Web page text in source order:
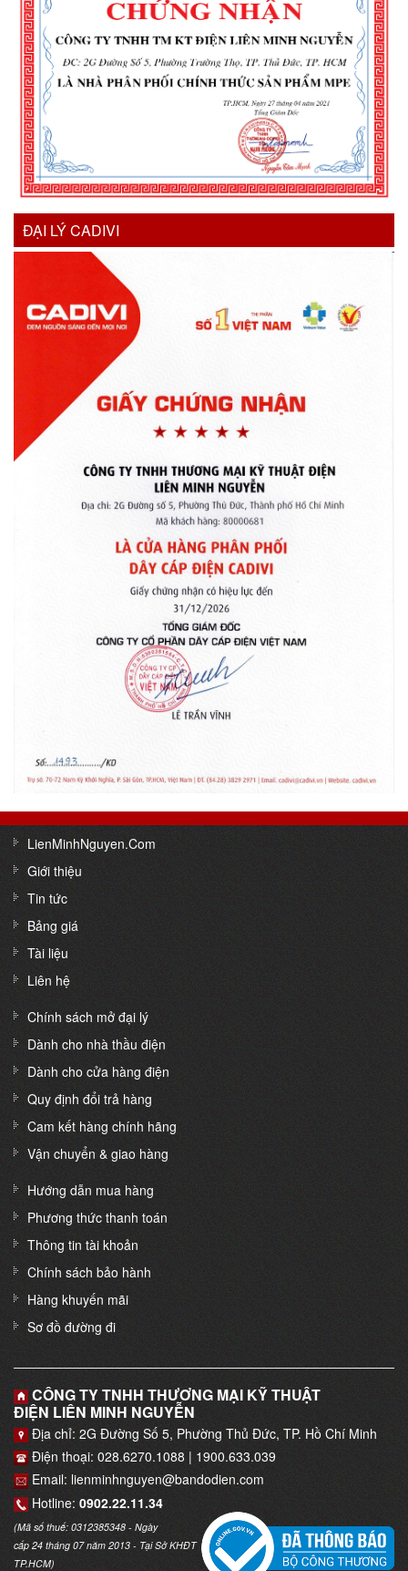
ĐẠI LÝ CADIVI
LienMinhNguyen.Com
Giới thiệu
Tin tức
Bảng giá
Tài liệu
Liên hệ
Chính sách mở đại lý
Dành cho nhà thầu điện
Dành cho cửa hàng điện
Quy định đổi trả hàng
Cam kết hàng chính hãng
Vận chuyển & giao hàng
Hướng dẫn mua hàng
Phương thức thanh toán
Thông tin tài khoản
Chính sách bảo hành
Hàng khuyến mãi
Sơ đồ đường đi
CÔNG TY TNHH THƯƠNG MẠI KỸ THUẬT
ĐIỆN LIÊN MINH NGUYỄN
Địa chỉ: 2G Đường Số 5, Phường Thủ Đức, TP. Hồ Chí Minh
Điện thoại: 028.6270.1088 | 1900.633.039
Email: lienminhnguyen@bandodien.com
Hotline: 0902.22.11.34
(Mã số thuế: 0312385348 - Ngày
cấp 24 tháng 07 năm 2013 - Tại Sở KHĐT
TP.HCM)